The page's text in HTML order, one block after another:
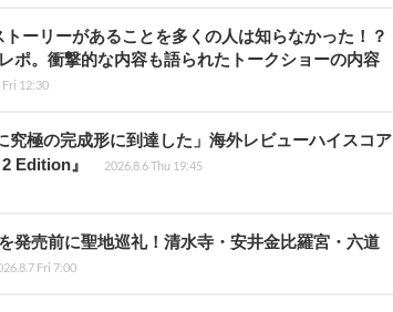
トーリーがあることを多くの人は知らなかった！？
ポ。衝撃的な内容も語られたトークショーの内容
Fri 12:30
究極の完成形に到達した」海外レビューハイスコア
Edition』
2026.8.6 Thu 19:45
発売前に聖地巡礼！清水寺・安井金比羅宮・六道
Fri 7:00